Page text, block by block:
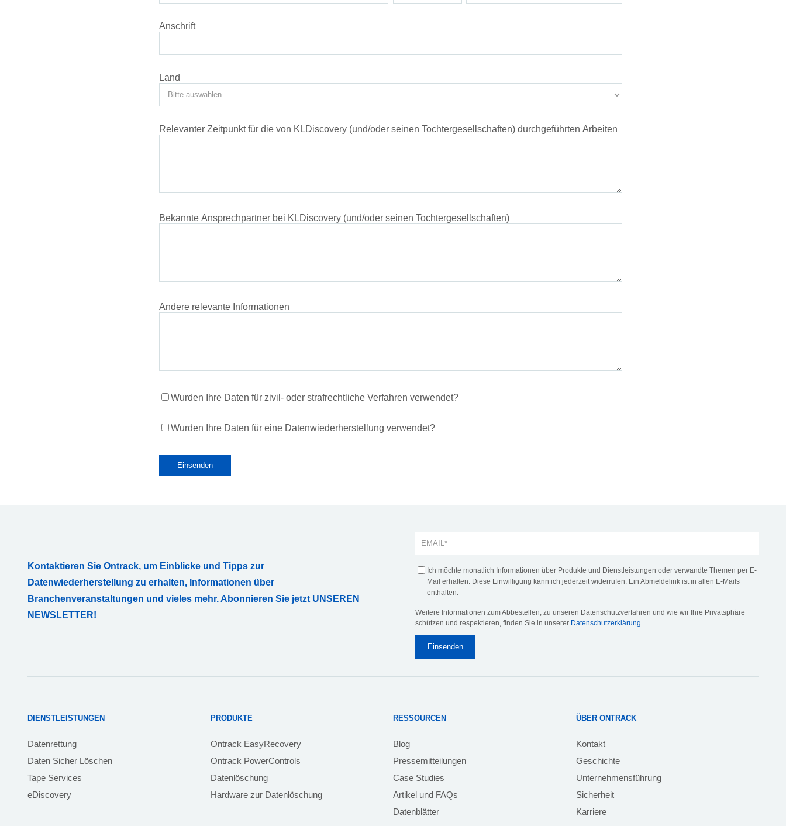
Anschrift
Land
Relevanter Zeitpunkt für die von KLDiscovery (und/oder seinen Tochtergesellschaften) durchgeführten Arbeiten
Bekannte Ansprechpartner bei KLDiscovery (und/oder seinen Tochtergesellschaften)
Andere relevante Informationen
Wurden Ihre Daten für zivil- oder strafrechtliche Verfahren verwendet?
Wurden Ihre Daten für eine Datenwiederherstellung verwendet?
Kontaktieren Sie Ontrack, um Einblicke und Tipps zur
Datenwiederherstellung zu erhalten, Informationen über
Branchenveranstaltungen und vieles mehr. Abonnieren Sie jetzt UNSEREN
NEWSLETTER!
Ich möchte monatlich Informationen über Produkte und Dienstleistungen oder verwandte Themen per E-
Mail erhalten. Diese Einwilligung kann ich jederzeit widerrufen. Ein Abmeldelink ist in allen E-Mails
enthalten.
Weitere Informationen zum Abbestellen, zu unseren Datenschutzverfahren und wie wir Ihre Privatsphäre
schützen und respektieren, finden Sie in unserer Datenschutzerklärung
DIENSTLEISTUNGEN
Datenrettung
Daten Sicher Löschen
Tape Services
eDiscovery
PRODUKTE
Ontrack EasyRecovery
Ontrack PowerControls
Datenlöschung
Hardware zur Datenlöschung
RESSOURCEN
Blog
Pressemitteilungen
Case Studies
Artikel und FAQs
Datenblätter
ÜBER ONTRACK
Kontakt
Geschichte
Unternehmensführung
Sicherheit
Karriere